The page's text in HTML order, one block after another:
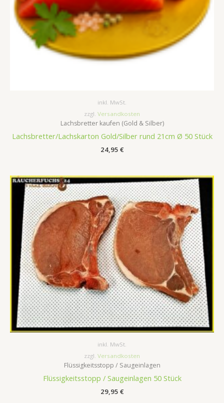
inkl. MwSt.
zzgl. Versandkosten
Lachsbretter kaufen (Gold & Silber)
Lachsbretter/Lachskarton Gold/Silber rund 21cm Ø 50 Stück
24,95 €
inkl. MwSt.
zzgl. Versandkosten
Flüssigkeitsstopp / Saugeinlagen
Flüssigkeitsstopp / Saugeinlagen 50 Stück
29,95 €